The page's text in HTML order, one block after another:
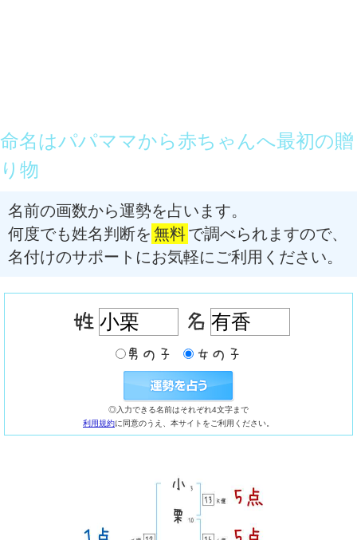
命名はパパママから赤ちゃんへ最初の贈
り物
名前の画数から運勢を占います。
何度でも姓名判断を 無料で調べられますので、
名付けのサポートにお気軽にご利用ください。
◎入力できる名前はそれぞれ4文字まで
利用規約に同意のうえ、本サイトをご利用ください。